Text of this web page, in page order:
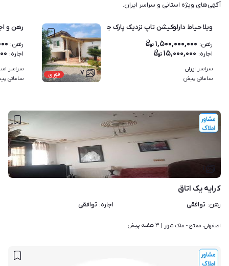
آگهی‌های ویژه استانی و سراسر ایران.
فوری ۷
ویلا حیاط دارلوکیشن تاپ نزدیک پارک جنگلی نور ودریا اب گرم
رهن: ۱,۵۰۰,۰۰۰,۰۰۰
اجاره: ۱۵,۰۰۰,۰۰۰
سراسر ایران
ساعاتی پیش
رهن و اجاره 70
رهن:
اجاره:
سراسر
ساعاتی
کرایه یک اتاق
رهن: توافقی اجاره: توافقی
اصفهان، مفتح - ملک شهر | ۳ هفته پیش